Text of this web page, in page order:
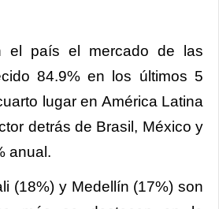
el país el mercado de las
84.9% en los últimos 5
lugar en América Latina
detrás de Brasil, México y
anual.
(18%) y Medellín (17%) son